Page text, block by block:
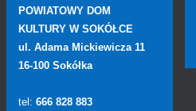
POWIATOWY DOM
KULTURY W SOKÓŁCE
ul. Adama Mickiewicza 11
16-100 Sokółka
tel: 666 828 883